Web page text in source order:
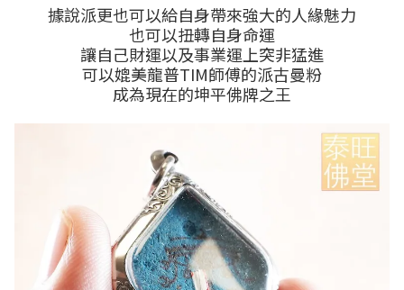
據說派更也可以給自身帶來強大的人緣魅力
也可以扭轉自身命運
讓自己財運以及事業運上突非猛進
可以媲美龍普TIM師傅的派古曼粉
成為現在的坤平佛牌之王